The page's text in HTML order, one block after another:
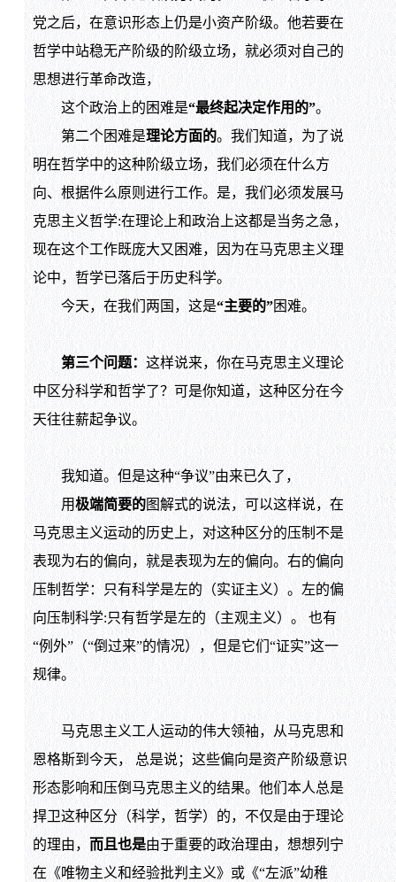
党之后，在意识形态上仍是小资产阶级。他若要在
哲学中站稳无产阶级的阶级立场，就必须对自己的
思想进行革命改造，
这个政治上的困难是“最终起决定作用的”。
第二个困难是理论方面的。我们知道，为了说
明在哲学中的这种阶级立场，我们必须在什么方
向、根据件么原则进行工作。是，我们必须发展马
克思主义哲学:在理论上和政治上这都是当务之急，
现在这个工作既庞大又困难，因为在马克思主义理
论中，哲学已落后于历史科学。
今天，在我们两国，这是“主要的”困难。
第三个问题： 这样说来，你在马克思主义理论
中区分科学和哲学了？可是你知道，这种区分在今
天往往薪起争议。
我知道。但是这种“争议”由来已久了，
用极端简要的图解式的说法，可以这样说，在
马克思主义运动的历史上，对这种区分的压制不是
表现为右的偏向，就是表现为左的偏向。右的偏向
压制哲学：只有科学是左的（实证主义）。左的偏
向压制科学:只有哲学是左的（主观主义）。 也有
“例外”（“倒过来”的情况），但是它们“证实”这一
规律。
马克思主义工人运动的伟大领袖，从马克思和
恩格斯到今天， 总是说；这些偏向是资产阶级意识
形态影响和压倒马克思主义的结果。他们本人总是
捍卫这种区分（科学，哲学）的，不仅是由于理论
的理由， 而且也是由于重要的政治理由，想想列宁
在《唯物主义和经验批判主义》或《“左派”幼稚